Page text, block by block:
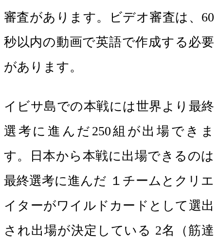
審査があります。ビデオ審査は、60
秒以内の動画で英語で作成する必要
があります。
イビサ島での本戦には世界より最終
選考に進んだ250組が出場できま
す。日本から本戦に出場できるのは
最終選考に進んだ １チームとクリエ
イターがワイルドカードとして選出
され出場が決定している 2名（筋達